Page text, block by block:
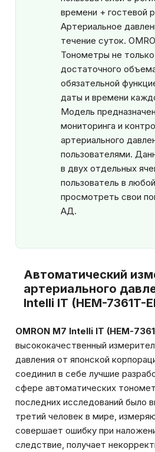
времени + гостевой
Артериальное
течение суток.
Тонометры не
достаточного
обязательной
даты и времени
Модель
мониторинга и
артериального
пользователями.
в двух отдельных
пользователь в
просмотреть свои
АД.
Автоматический
артериального
Intelli IT (HEM-7361T-
OMRON М7 Intelli IT (HEM-
высококачественный
давления от японской
соединил в себе лучшие
сфере автоматических
последних исследований было
третий человек в мире,
совершает ошибку при
следствие, получает